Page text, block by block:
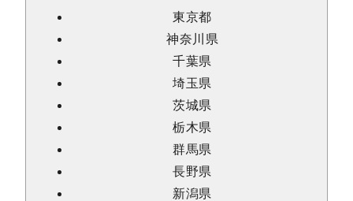
東京都
神奈川県
千葉県
埼玉県
茨城県
栃木県
群馬県
長野県
新潟県